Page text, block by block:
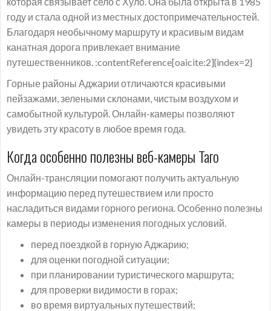
году и стала одной из местных достопримечательностей.
Благодаря необычному маршруту и красивым видам
канатная дорога привлекает внимание
путешественников. :contentReference[oaicite:2]{index=2}
Горные районы Аджарии отличаются красивыми
пейзажами, зелеными склонами, чистым воздухом и
самобытной культурой. Онлайн-камеры позволяют
увидеть эту красоту в любое время года.
Когда особенно полезны веб-камеры Таго
Онлайн-трансляции помогают получить актуальную
информацию перед путешествием или просто
насладиться видами горного региона. Особенно полезны
камеры в периоды изменения погодных условий.
перед поездкой в горную Аджарию;
для оценки погодной ситуации;
при планировании туристического маршрута;
для проверки видимости в горах;
во время виртуальных путешествий;